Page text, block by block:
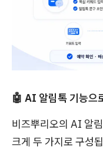
🤖 AI 알림톡 기능으
비즈뿌리오의 AI 알
크게 두 가지로 구성